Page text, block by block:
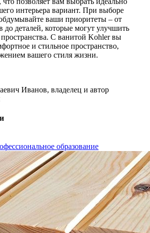
интерьера вариант. При выборе
ваши приоритеты – от
до деталей, которые могут улучшить
С ванитой Kohler вы
и стильное пространство,
вашего стиля жизни.
Иванов, владелец и автор
образование